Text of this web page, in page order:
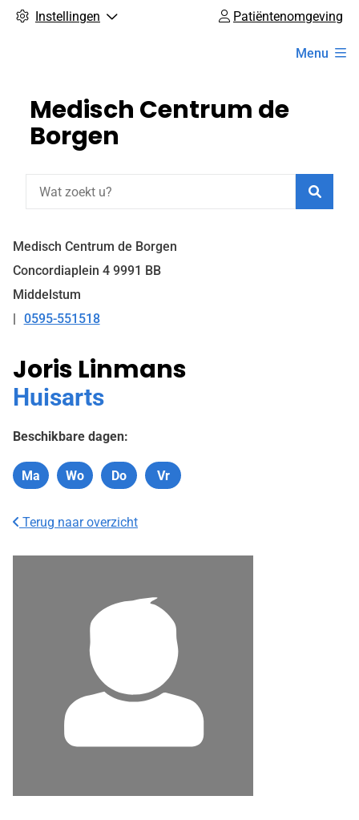
Instellingen Patiëntenomgeving
Menu
Medisch Centrum de
Borgen
Medisch Centrum de Borgen
Concordiaplein 4 9991 BB
Middelstum
Tel:
0595-551518
Joris Linmans
Huisarts
Beschikbare dagen:
Maandag
Ma Woensdag
Wo Donderdag
Do Vrijdag
Vr
Terug naar overzicht